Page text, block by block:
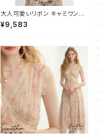
大人可愛いリボン キャミワンピ
ース フレア ロング
¥9,583